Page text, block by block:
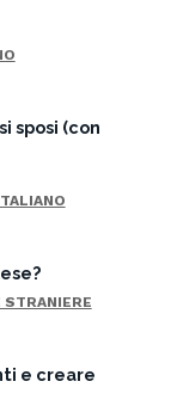
sposi (con
STRANIERE
e creare